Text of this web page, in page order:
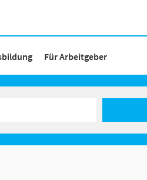
Für Arbeitgeber